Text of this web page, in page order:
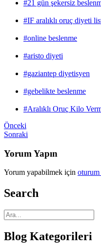
#21 gün şekersiz
#IF aralıklı oruç diyeti
#online beslenme
#aristo diyeti
#gaziantep diyetisyen
#gebelikte beslenme
#Aralıklı Oruç Kilo
Önceki
Sonraki
Yorum Yapın
Yorum yapabilmek için oturum
Search
Blog Kategorileri